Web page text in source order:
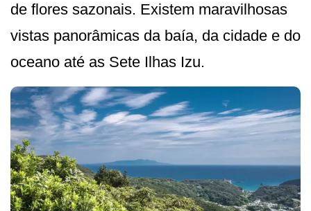
de flores sazonais. Existem maravilhosas
vistas panorâmicas da baía, da cidade e do
oceano até as Sete Ilhas Izu.